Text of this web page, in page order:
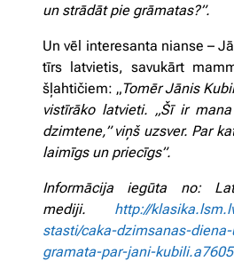
un strādāt pie grāmatas?”.
Un vēl interesanta nianse –
tīrs latvietis, savukārt
šļahtičiem: „Tomēr Jānis
vistīrāko latvieti. „Šī ir
dzimtene,” viņš uzsver. Par
laimīgs un priecīgs”.
Informācija iegūta no:
mediji. http://
stasti/caka-dzimsanas-
gramata-par-jani-